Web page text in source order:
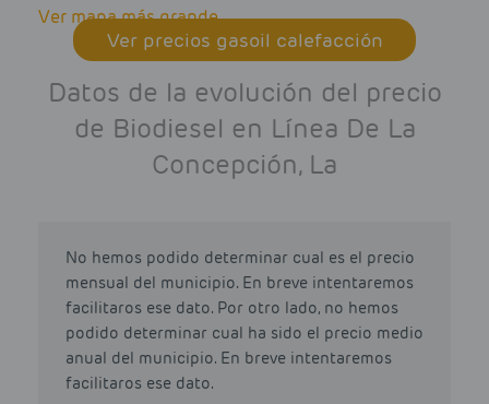
Ver mapa más grande
Ver precios gasoil calefacción
Datos de la evolución del precio
de Biodiesel en Línea De La
Concepción, La
No hemos podido determinar cual es el precio
mensual del municipio. En breve intentaremos
facilitaros ese dato. Por otro lado, no hemos
podido determinar cual ha sido el precio medio
anual del municipio. En breve intentaremos
facilitaros ese dato.